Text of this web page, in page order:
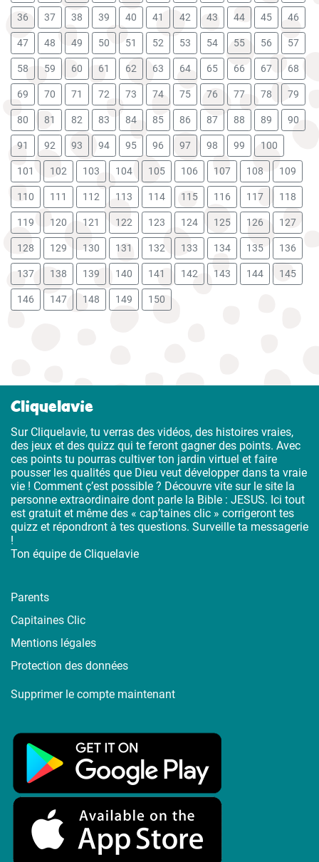
36 37 38 39 40 41 42 43 44 45 46
47 48 49 50 51 52 53 54 55 56 57
58 59 60 61 62 63 64 65 66 67 68
69 70 71 72 73 74 75 76 77 78 79
80 81 82 83 84 85 86 87 88 89 90
91 92 93 94 95 96 97 98 99 100
101 102 103 104 105 106 107 108 109
110 111 112 113 114 115 116 117 118
119 120 121 122 123 124 125 126 127
128 129 130 131 132 133 134 135 136
137 138 139 140 141 142 143 144 145
146 147 148 149 150
Cliquelavie
Sur Cliquelavie, tu verras des vidéos, des histoires vraies,
des jeux et des quizz qui te feront gagner des points. Avec
ces points tu pourras cultiver ton jardin virtuel et faire
pousser les qualités que Dieu veut développer dans ta vraie
vie ! Comment ç’est possible ? Découvre vite sur le site la
personne extraordinaire dont parle la Bible : JESUS. Ici tout
est gratuit et même des « cap’taines clic » corrigeront tes
quizz et répondront à tes questions. Surveille ta messagerie
!
Ton équipe de Cliquelavie
Parents
Capitaines Clic
Mentions légales
Protection des données
Supprimer le compte maintenant